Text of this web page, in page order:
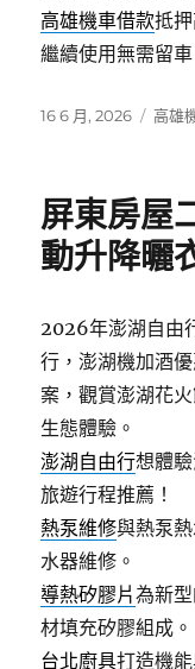
高雄機車借款抵
繼續使用無需留車
發
16 6 月, 2026
分
高雄
屏東房屋
動升降曬
2026年澎湖自由
行，澎湖機加酒
案，觀賞澎湖花
生態體驗。
澎湖自由行想體
旅遊行程推薦！
熱泵維修與熱泵
水器維修。
導熱矽膠片為新
材填充矽膠組成。
台北廚具打造機